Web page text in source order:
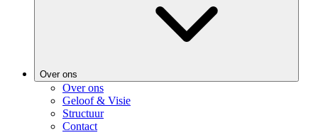
Over ons
Over ons
Geloof & Visie
Structuur
Contact